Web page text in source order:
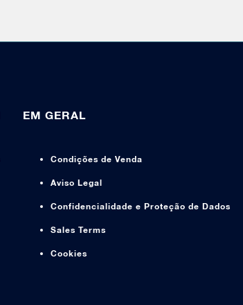
EM GERAL
Condições de Venda
Aviso Legal
Confidencialidade e Proteção de Dados
Sales Terms
Cookies